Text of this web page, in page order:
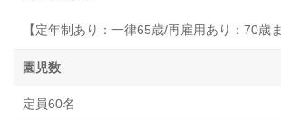
【定年制あり：一律65歳/再雇用あり：70歳ま
園児数
定員60名